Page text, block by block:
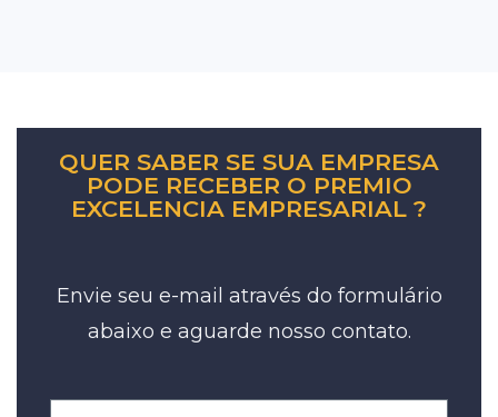
QUER SABER SE SUA EMPRESA
PODE RECEBER O PREMIO
EXCELENCIA EMPRESARIAL ?
Envie seu e-mail através do formulário
abaixo e aguarde nosso contato.